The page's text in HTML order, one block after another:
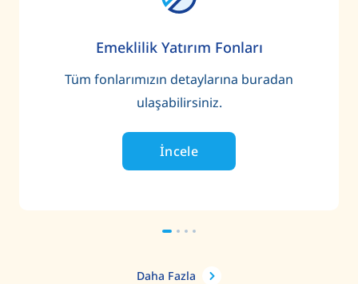
Emeklilik Yatırım Fonları
Tüm fonlarımızın detaylarına buradan
ulaşabilirsiniz.
İncele
Daha Fazla